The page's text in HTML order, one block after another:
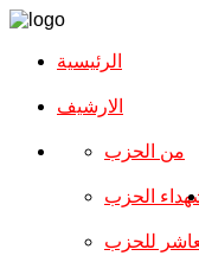
الرئيسية
الارشیف
من الحزب
الحزب
للحزب